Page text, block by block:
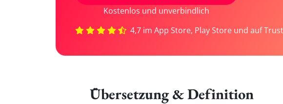
Kostenlos und unverbindlich
4,7 im App Store, Play Store und auf
Übersetzung & Definition